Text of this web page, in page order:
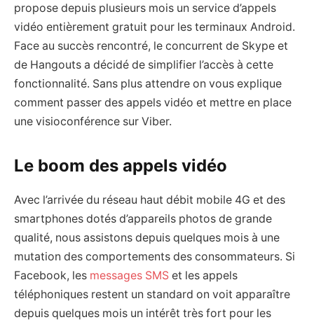
propose depuis plusieurs mois un service d’appels
vidéo entièrement gratuit pour les terminaux Android.
Face au succès rencontré, le concurrent de Skype et
de Hangouts a décidé de simplifier l’accès à cette
fonctionnalité. Sans plus attendre on vous explique
comment passer des appels vidéo et mettre en place
une visioconférence sur Viber.
Le boom des appels vidéo
Avec l’arrivée du réseau haut débit mobile 4G et des
smartphones dotés d’appareils photos de grande
qualité, nous assistons depuis quelques mois à une
mutation des comportements des consommateurs. Si
Facebook, les messages SMS et les appels
téléphoniques restent un standard on voit apparaître
depuis quelques mois un intérêt très fort pour les